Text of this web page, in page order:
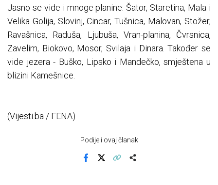
Jasno se vide i mnoge planine: Šator, Staretina, Mala i
Velika Golija, Slovinj, Cincar, Tušnica, Malovan, Stožer,
Ravašnica, Raduša, Ljubuša, Vran-planina, Čvrsnica,
Zavelim, Biokovo, Mosor, Svilaja i Dinara. Također se
vide jezera - Buško, Lipsko i Mandečko, smještena u
blizini Kamešnice.
(Vijesti.ba / FENA)
Podijeli ovaj članak